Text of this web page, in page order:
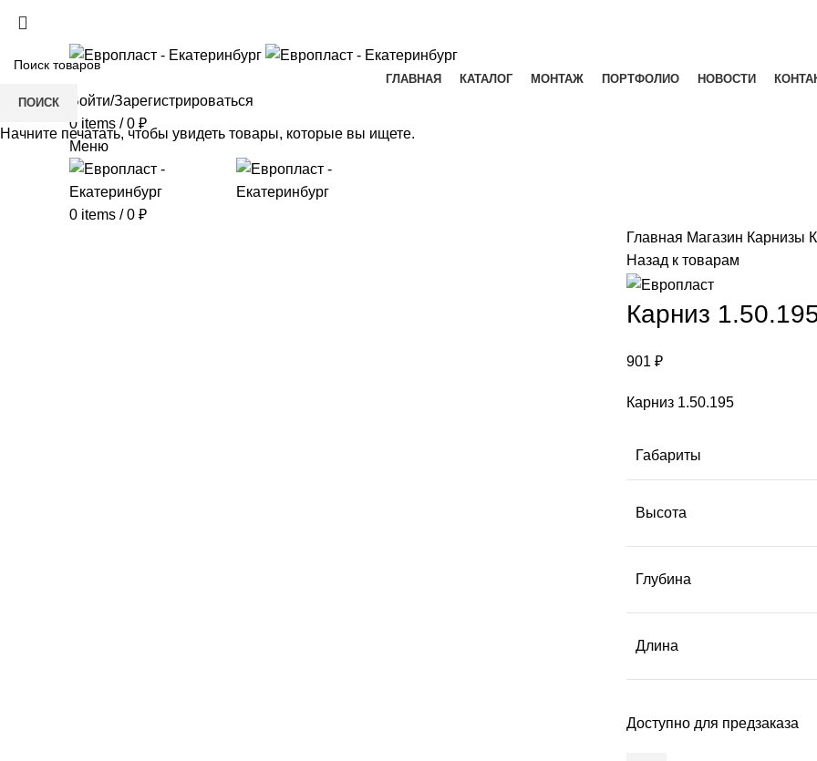
ГЛАВНАЯ КАТАЛОГ МОНТАЖ ПОРТФОЛИО НОВОСТИ
Войти/Зарегистрироваться
0 items / 0 ₽
Меню
0 items / 0 ₽
Главная Магазин Карнизы
Назад к товарам
Карниз
901 ₽
Карниз 1.50.195
Габариты
Высота
Глубина
Длина
Доступно для предзаказа
ПОИСК
Начните печатать, чтобы увидеть товары, которые вы ищете.